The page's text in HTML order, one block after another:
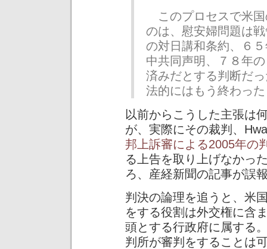
このプロセスで米国
のは、慰安婦問題は
の対日講和条約、６
中共同声明、７８年
済みだとする判断だ
法的にはもう終わっ
以前からこうした主張は
が、実際にその裁判、
邦上訴審による2005年の
る上告を取り上げなかっ
ろ、産経新聞の記事が誤
判決の論理を追うと、米
をする役割は外交権に含
頭とする行政府に属する
判所が審判をすることは